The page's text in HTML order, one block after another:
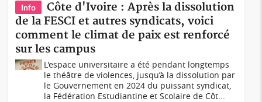
Info
Côte d'Ivoire : Après la dissolution
de la FESCI et autres syndicats, voici
comment le climat de paix est renforcé
sur les campus
L'espace universitaire a été pendant longtemps
le théâtre de violences, jusqu’à la dissolution par
le Gouvernement en 2024 du puissant syndicat,
la Fédération Estudiantine et Scolaire de Côt...